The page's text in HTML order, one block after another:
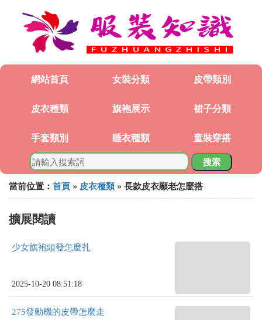
網站首頁 女裝分類 皮帶類別
皮衣種類 旗袍展示 裙子分類
手套類別 睡衣種類 童裝穿搭
搜索
當前位置： 首頁 » 皮衣種類 » 長款皮衣顯老怎麼搭
擴展閱讀
少女旗袍頭發怎麼扎
2025-10-20 08:51:18
275發動機的皮帶怎麼走